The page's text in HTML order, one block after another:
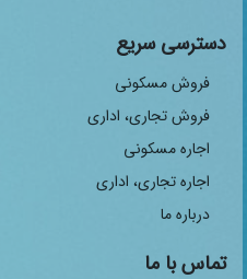
دسترسی سریع
فروش مسکونی
فروش تجاری، اداری
اجاره مسکونی
اجاره تجاری، اداری
درباره ما
تماس با ما